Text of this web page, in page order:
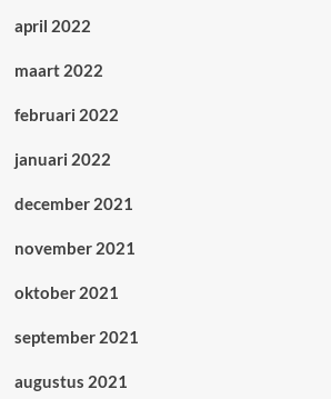
april 2022
maart 2022
februari 2022
januari 2022
december 2021
november 2021
oktober 2021
september 2021
augustus 2021